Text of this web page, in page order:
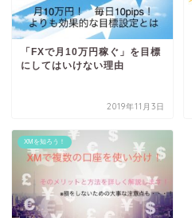
「FXで月10万円稼ぐ」を目標
にしてはいけない理由
2019年11月3日
XMを知ろう！